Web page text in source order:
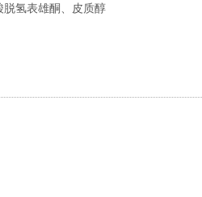
氢表雄酮、皮质醇